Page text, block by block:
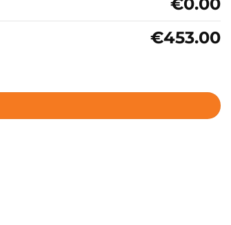
€453.00